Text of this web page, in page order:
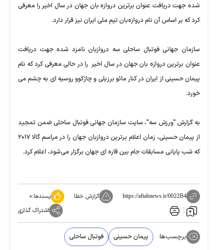
شده جهت دریافت عنوان برترین دروازه بان جهان در سال اخیر را معرفی
کرد که بر اساس آن نام دروازه‌بان تیم ملی ایران نیز قرار دارد.
سازمان جهانی فوتبال ساحلی سه دروازبان نامزد شده جهت دریافت
عنوان برترین دروازه بان جهان در سال اخیر را در حالی معرفی کرد که نام
پیمان حسینی از ایران در کنار مائو برزیلی و چاژکوو روسیه ای به چشم می
خورد.
به گزارش "ورزش سه"، سایت سازمان جهانی فوتبال ساحلی ضمن تمجید
از پیمان حسینی، زمان اعلام برترین دروازبان جهان را در مراسم گالا ۲۰۱۷
که شب پایانی مسابقات جام بین قاره ای جهان برگزار می‌شود، اعلام کرد.
https://aftabnews.ir/0022B4 گزارش خطا پسندها:۰
اشتراک گذاری
برچسب‌ها: پیمان حسینی فوتبال ساحلی